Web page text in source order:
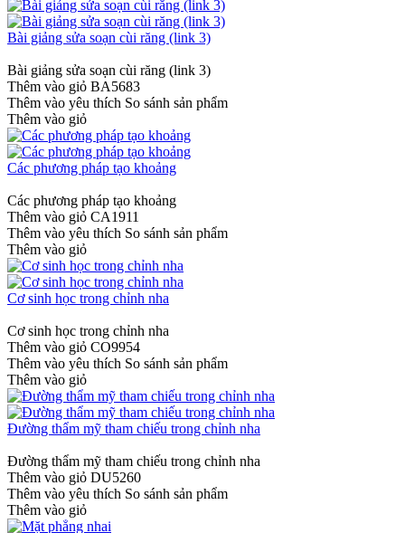
Bài giảng sửa soạn cùi răng (link 3)
Bài giảng sửa soạn cùi răng (link 3)
Thêm vào giỏ BA5683
Thêm vào yêu thích So sánh sản phẩm
Thêm vào giỏ
Các phương pháp tạo khoảng
Các phương pháp tạo khoảng
Thêm vào giỏ CA1911
Thêm vào yêu thích So sánh sản phẩm
Thêm vào giỏ
Cơ sinh học trong chỉnh nha
Cơ sinh học trong chỉnh nha
Thêm vào giỏ CO9954
Thêm vào yêu thích So sánh sản phẩm
Thêm vào giỏ
Đường thẩm mỹ tham chiếu trong chỉnh nha
Đường thẩm mỹ tham chiếu trong chỉnh nha
Thêm vào giỏ DU5260
Thêm vào yêu thích So sánh sản phẩm
Thêm vào giỏ